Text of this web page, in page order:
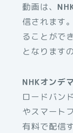
動画は、
信されます
ることがで
となります
NHKオンデ
ロードバン
やスマート
有料で配信